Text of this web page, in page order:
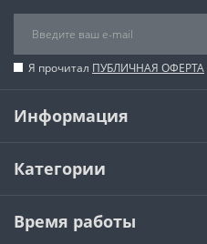
Я прочитал ПУБЛИЧНАЯ ОФЕРТА
Информация
Категории
Время работы